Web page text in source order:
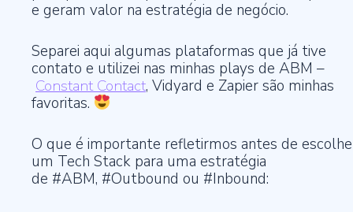
e geram valor na estratégia de negócio.
Separei aqui algumas plataformas que já tive
contato e utilizei nas minhas plays de ABM –
Constant Contact, Vidyard e Zapier são minhas
favoritas.
O que é importante refletirmos antes de
um Tech Stack para uma estratégia
de #ABM, #Outbound ou #Inbound: